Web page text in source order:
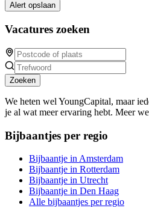
Alert opslaan
Vacatures zoeken
Zoeken
We heten wel YoungCapital, maar
je al wat meer ervaring hebt. Meer
Bijbaantjes per regio
Bijbaantje in Amsterdam
Bijbaantje in Rotterdam
Bijbaantje in Utrecht
Bijbaantje in Den Haag
Alle bijbaantjes per regio